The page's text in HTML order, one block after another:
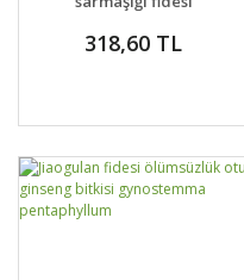
cati
318,60 TL